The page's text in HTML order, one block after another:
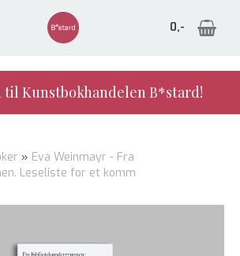
0,-
til Kunstbokhandelen B*stard!
» Eva Weinmayr - Fra
Leseliste for et komm